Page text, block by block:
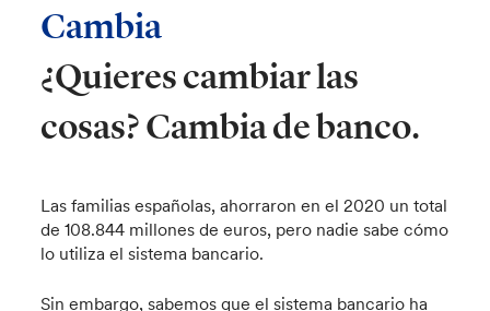
Bihurtu bezero
Cambia
¿Quieres cambiar las
cosas? Cambia de banco.
Las familias españolas, ahorraron en el 2020 un total
de 108.844 millones de euros, pero nadie sabe cómo
lo utiliza el sistema bancario.
Sin embargo, sabemos que el sistema bancario ha